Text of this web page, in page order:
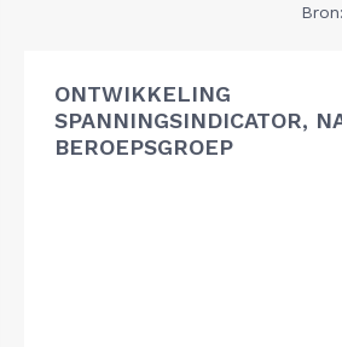
Bron:
ONTWIKKELING
SPANNINGSINDICATOR,
BEROEPSGROEP